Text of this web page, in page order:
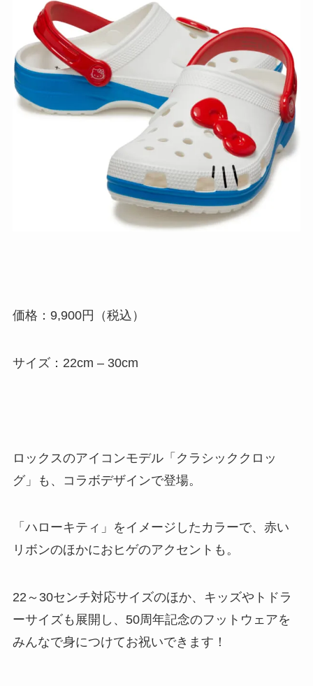
価格：9,900円（税込）
サイズ：22cm – 30cm
ロックスのアイコンモデル「クラシッククロッ
グ」も、コラボデザインで登場。
「ハローキティ」をイメージしたカラーで、赤い
リボンのほかにおヒゲのアクセントも。
22～30センチ対応サイズのほか、キッズやトドラ
ーサイズも展開し、50周年記念のフットウェアを
みんなで身につけてお祝いできます！